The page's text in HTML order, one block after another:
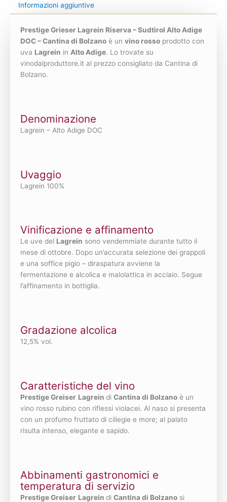
Informazioni aggiuntive
Prestige Grieser Lagrein Riserva – Sudtirol Alto Adige
DOC – Cantina di Bolzano è un vino rosso prodotto con
uva Lagrein in Alto Adige. Lo trovate su
vinodalproduttore.it al prezzo consigliato da Cantina di
Bolzano.
Denominazione
Lagrein – Alto Adige DOC
Uvaggio
Lagrein 100%
Vinificazione e affinamento
Le uve del Lagrein sono vendemmiate durante tutto il
mese di ottobre. Dopo un’accurata selezione dei grappoli
e una soffice pigio – diraspatura avviene la
fermentazione e alcolica e malolattica in acciaio. Segue
l’affinamento in bottiglia.
Gradazione alcolica
12,5% vol.
Caratteristiche del vino
Prestige Greiser Lagrein di Cantina di Bolzano è un
vino rosso rubino con riflessi violacei. Al naso si presenta
con un profumo fruttato di ciliegie e more; al palato
risulta intenso, elegante e sapido.
Abbinamenti gastronomici e
temperatura di servizio
Prestige Greiser Lagrein di Cantina di Bolzano si